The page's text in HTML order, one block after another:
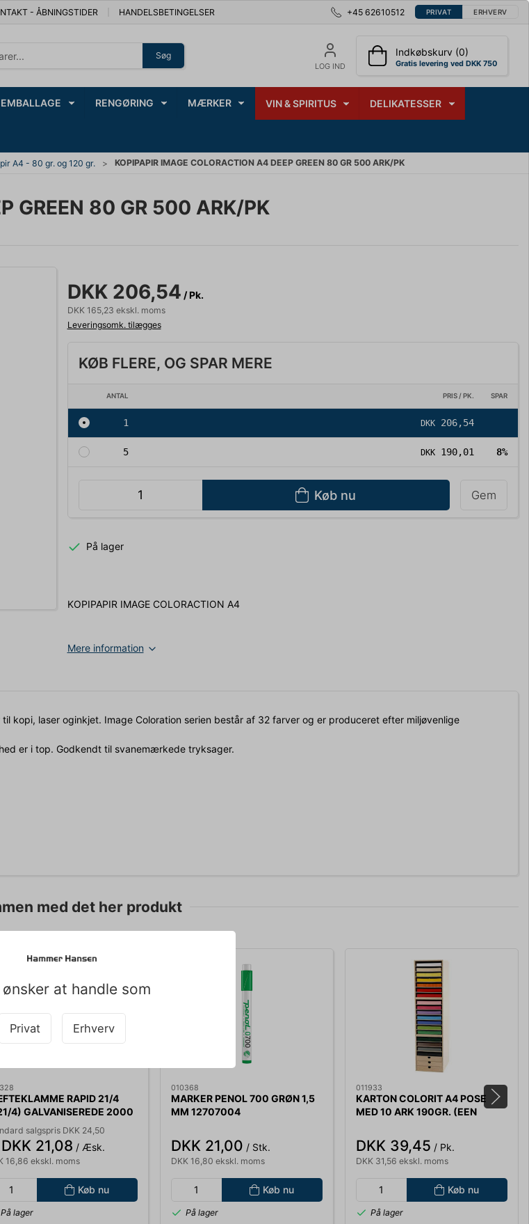
- ÅBNINGSTIDER HANDELSBETINGELSER +45 62610512 PRIVAT ERHVERV
Søg
LOG IND
Indkøbskurv (0)
Gratis levering ved DKK 750
EMBALLAGE RENGØRING MÆRKER VIN & SPIRITUS DELIKATESSER
A4 - 80 gr. og 120 gr. KOPIPAPIR IMAGE COLORACTION A4 DEEP GREEN 80 GR 500 ARK/PK
at handle som
Privat Erhverv
GREEN 80 GR 500 ARK/PK
DKK 206,54 / Pk.
DKK 165,23 ekskl. moms
Leveringsomk. tilægges
KØB FLERE, OG SPAR MERE
ANTAL PRIS / PK. SPAR
Køb nu Gem
1 DKK 206,54
5 DKK 190,01 8%
På lager
KOPIPAPIR IMAGE COLORACTION A4
Mere information
kopi, laser oginkjet. Image Coloration serien består af 32 farver og er produceret efter miljøvenlige
er i top. Godkendt til svanemærkede tryksager.
med det her produkt
RAPID 21/4
4) GALVANISEREDE 2000
PK. 24867500
salgspris DKK 24,50
DKK 21,08 / Æsk.
16,86 ekskl. moms
Køb nu
På lager
010368
MARKER PENOL 700 GRØN 1,5
MM 12707004
DKK 21,00 / Stk.
DKK 16,80 ekskl. moms
Køb nu
På lager
011933
KARTON COLORIT A4 POSE
MED 10 ARK 190GR. (EEN
DKK 39,45 / Pk.
DKK 31,56 ekskl. moms
Køb nu
På lager